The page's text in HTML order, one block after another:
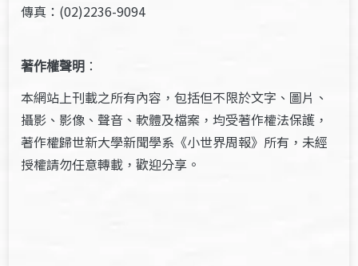
傳真：(02)2236-9094
著作權聲明 ：
本網站上刊載之所有內容，包括但不限於文字、圖片、
攝影、影像、聲音、軟體及檔案，均受著作權法保護，
著作權歸世新大學新聞學系《小世界周報》所有，未經
授權請勿任意轉載，歡迎分享。